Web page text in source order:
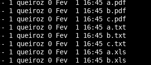
1 queiroz 0 Fev  1 16:45 a.pdf
1 queiroz 0 Fev  1 16:45 b.pdf
1 queiroz 0 Fev  1 16:45 c.pdf
1 queiroz 0 Fev  1 16:45 a.txt
1 queiroz 0 Fev  1 16:45 b.txt
1 queiroz 0 Fev  1 16:45 c.txt
1 queiroz 0 Fev  1 16:45 a.xls
1 queiroz 0 Fev  1 16:45 b.xls